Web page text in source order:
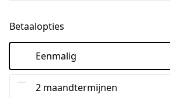
Betaalopties
Eenmalig
2 maandtermijnen